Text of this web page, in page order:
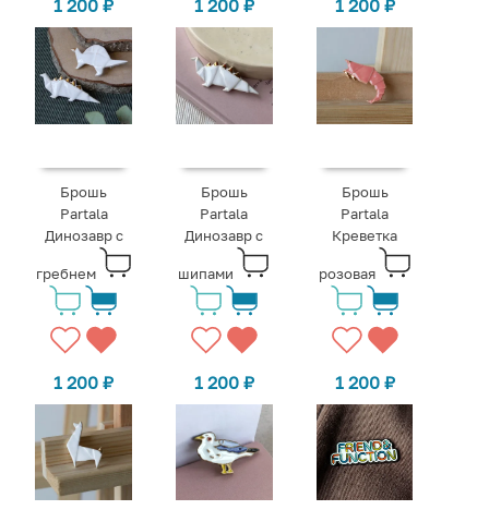
1 200₽ 1 200 ₽ 1 200 ₽
Брошь
Partala
Динозавр с
гребнем
1 200₽
Брошь
Partala
Динозавр с
шипами
1 200 ₽
Брошь
Partala
Креветка
розовая
1 200 ₽